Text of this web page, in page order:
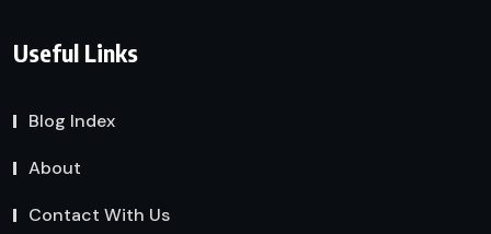
Useful Links
Blog Index
About
Contact With Us